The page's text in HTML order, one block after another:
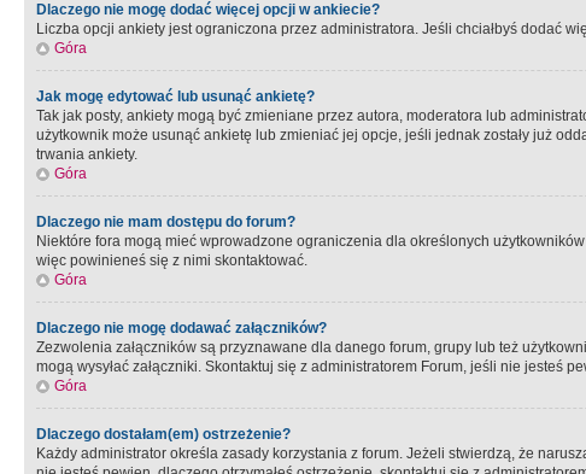
Dlaczego nie mogę dodać więcej opcji w ankiecie?
Liczba opcji ankiety jest ograniczona przez administratora. Jeśli chciałbyś dodać
Góra
Jak mogę edytować lub usunąć ankietę?
Tak jak posty, ankiety mogą być zmieniane przez autora, moderatora lub
użytkownik może usunąć ankietę lub zmieniać jej opcje, jeśli jednak zostały już
trwania ankiety.
Góra
Dlaczego nie mam dostępu do forum?
Niektóre fora mogą mieć wprowadzone ograniczenia dla określonych
więc powinieneś się z nimi skontaktować.
Góra
Dlaczego nie mogę dodawać załączników?
Zezwolenia załączników są przyznawane dla danego forum, grupy lub też
mogą wysyłać załączniki. Skontaktuj się z administratorem Forum, jeśli nie jesteś
Góra
Dlaczego dostałam(em) ostrzeżenie?
Każdy administrator określa zasady korzystania z forum. Jeżeli stwierdzą, że